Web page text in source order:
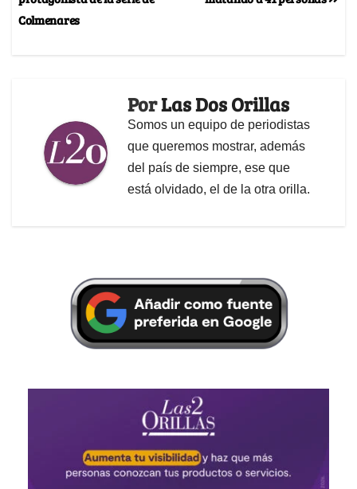
Colmenares
PorLas Dos Orillas
Somos un equipo de periodistas
que queremos mostrar, además
del país de siempre, ese que
está olvidado, el de la otra orilla.